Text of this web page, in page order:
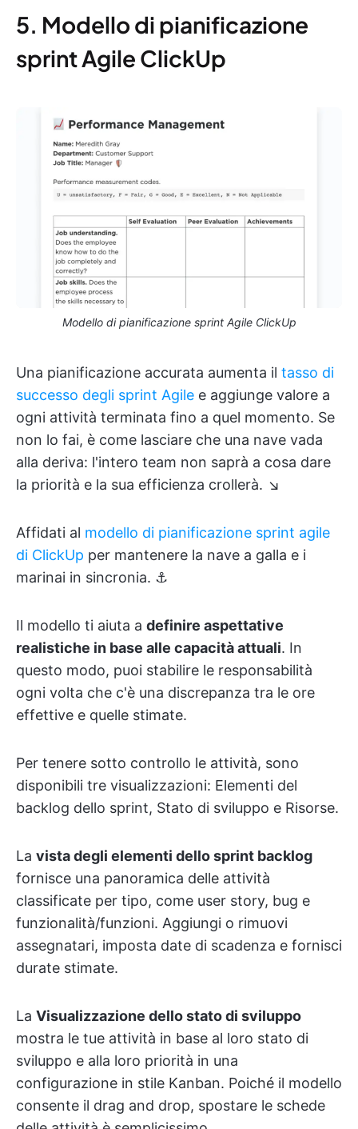
5. Modello di pianificazione
sprint Agile ClickUp
Modello di pianificazione sprint Agile ClickUp
Una pianificazione accurata aumenta il tasso di
successo degli sprint Agile e aggiunge valore a
ogni attività terminata fino a quel momento. Se
non lo fai, è come lasciare che una nave vada
alla deriva: l'intero team non saprà a cosa dare
la priorità e la sua efficienza crollerà. ↘️
Affidati al modello di pianificazione sprint agile
di ClickUp per mantenere la nave a galla e i
marinai in sincronia. ⚓
Il modello ti aiuta a definire aspettative
realistiche in base alle capacità attuali. In
questo modo, puoi stabilire le responsabilità
ogni volta che c'è una discrepanza tra le ore
effettive e quelle stimate.
Per tenere sotto controllo le attività, sono
disponibili tre visualizzazioni: Elementi del
backlog dello sprint, Stato di sviluppo e Risorse.
La vista degli elementi dello sprint backlog
fornisce una panoramica delle attività
classificate per tipo, come user story, bug e
funzionalità/funzioni. Aggiungi o rimuovi
assegnatari, imposta date di scadenza e fornisci
durate stimate.
La Visualizzazione dello stato di sviluppo
mostra le tue attività in base al loro stato di
sviluppo e alla loro priorità in una
configurazione in stile Kanban. Poiché il modello
consente il drag and drop, spostare le schede